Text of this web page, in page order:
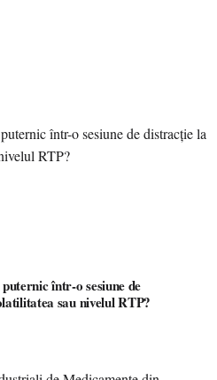
într-o sesiune de
sau nivelul RTP?